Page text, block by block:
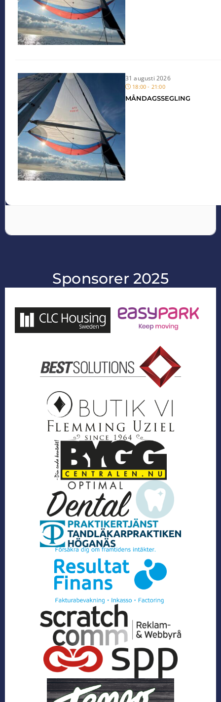
31 augusti 2026
18:00 - 21:00
MÅNDAGSSEGLING
Sponsorer 2025